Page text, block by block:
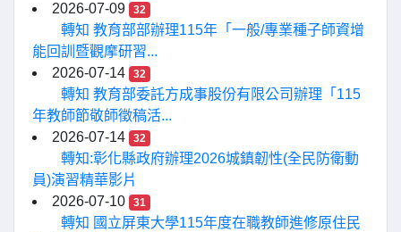
2026-07-09
32
轉知 教育部部辦理115年「一般/專業種子師資增
能回訓暨觀摩研習...
2026-07-14
32
轉知 教育部委託方成事股份有限公司辦理「115
年教師節敬師徵稿活...
2026-07-14
32
轉知:彰化縣政府辦理2026城鎮韌性(全民防衛動
員)演習精華影片
2026-07-10
31
轉知 國立屏東大學115年度在職教師進修原住民